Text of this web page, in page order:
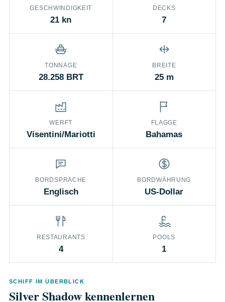
GESCHWINDIGKEIT
21 kn
DECKS
7
TONNAGE
28.258 BRT
BREITE
25 m
WERFT
Visentini/Mariotti
FLAGGE
Bahamas
BORDSPRACHE
Englisch
BORDWÄHRUNG
US-Dollar
RESTAURANTS
4
POOLS
1
SCHIFF IM ÜBERBLICK
Silver Shadow kennenlernen